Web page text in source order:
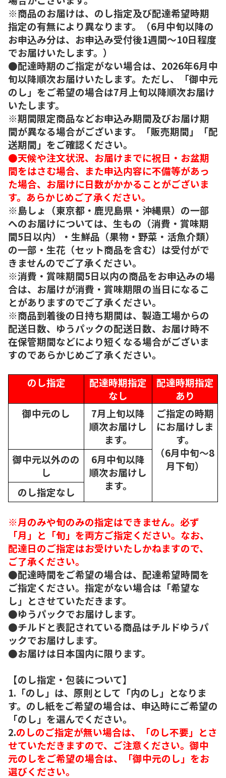
※商品のお届けは、のし指定及び配達希望時期
指定の有無により異なります。（6月中旬以降の
お申込み分は、お申込み受付後1週間～10日程度
でお届けいたします。）
●配達時期のご指定がない場合は、2026年6月中
旬以降順次お届けいたします。ただし、「御中元
のし」をご希望の場合は7月上旬以降順次お届け
いたします。
※期間限定商品などお申込み期間及びお届け期
間が異なる場合がございます。「販売期間」「配
送期間」をご確認ください。
●天候や注文状況、お届けまでに祝日・お盆期
間をはさむ場合、また申込内容に不備等があっ
た場合、お届けに日数がかかることがございま
す。あらかじめご了承ください。
※島しょ（東京都・鹿児島県・沖縄県）の一部
へのお届けについては、生もの（消費・賞味期
間5日以内）・生鮮品（果物・野菜・活魚介類）
の一部・生花（セット商品を含む）は受付がで
きませんのでご了承ください。
※消費・賞味期間5日以内の商品をお申込みの場
合は、お届けが消費・賞味期限の当日になるこ
とがありますのでご了承ください。
※商品到着後の日持ち期間は、製造工場からの
配送日数、ゆうパックの配送日数、お届け時不
在保管期間などにより短くなる場合がございま
すのであらかじめご了承ください。
のし指定
配達時期指定
なし
配達時期指定
あり
御中元のし
7月上旬以降
順次お届けし
ます。
ご指定の時期
にお届けしま
す。
（6月中旬～8
月下旬）
御中元以外のの
し
6月中旬以降
順次お届けし
ます。
のし指定なし
※月のみや旬のみの指定はできません。必ず
「月」と「旬」を両方ご指定ください。なお、
配達日のご指定はお受けいたしかねますので、
ご了承ください。
●配達時間をご希望の場合は、配達希望時間を
ご指定ください。指定がない場合は「希望な
し」とさせていただきます。
●ゆうパックでお届けします。
●チルドと表記されている商品はチルドゆうパ
ックでお届けします。
●お届けは日本国内に限ります。
【のし指定・包装について】
1.「のし」は、原則として「内のし」となりま
す。のし紙をご希望の場合は、申込時にご希望の
「のし」を選んでください。
2.のしのご指定が無い場合は、「のし不要」とさ
せていただきますので、ご注意ください。御中
元のしをご希望の場合は、「御中元のし」をお
選びください。